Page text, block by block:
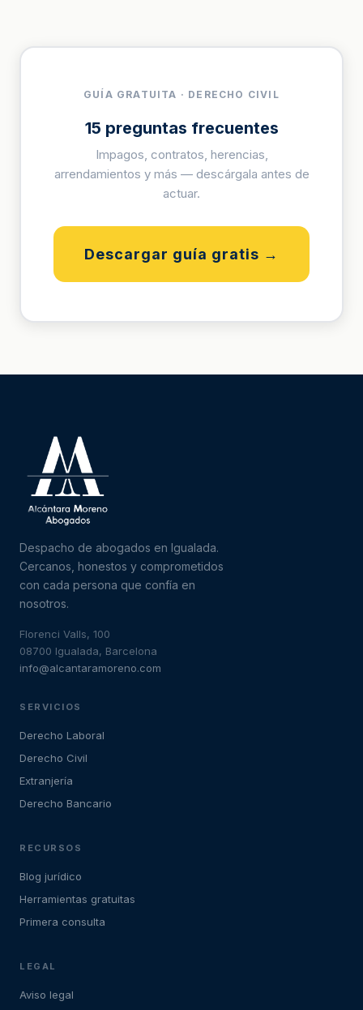
GUÍA GRATUITA · DERECHO CIVIL
15 preguntas frecuentes
Impagos, contratos, herencias,
arrendamientos y más — descárgala antes de
actuar.
Descargar guía gratis →
Despacho de abogados en Igualada.
Cercanos, honestos y comprometidos
con cada persona que confía en
nosotros.
Florenci Valls, 100
08700 Igualada, Barcelona
info@alcantaramoreno.com
SERVICIOS
Derecho Laboral
Derecho Civil
Extranjería
Derecho Bancario
RECURSOS
Blog jurídico
Herramientas gratuitas
Primera consulta
LEGAL
Aviso legal